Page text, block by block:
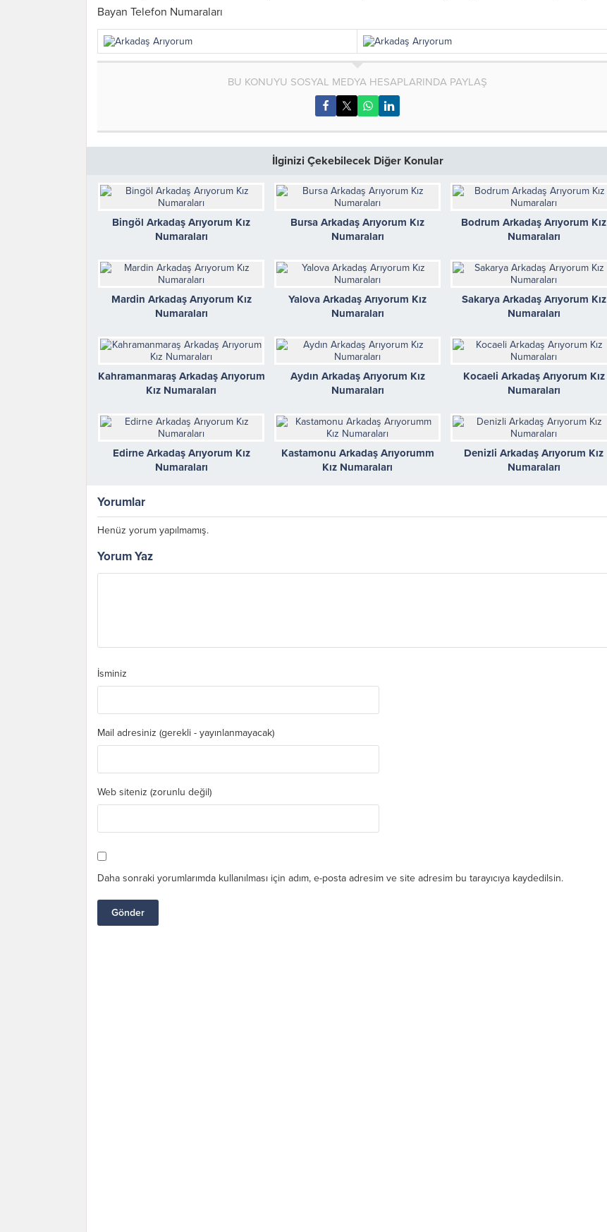
Bayan Telefon Numaraları
BU KONUYU SOSYAL MEDYA HESAPLARINDA PAYLAŞ
İlginizi Çekebilecek Diğer Konular
Bingöl Arkadaş Arıyorum Kız
Numaraları
Bursa Arkadaş Arıyorum Kız
Numaraları
Bodrum Arkadaş Arıyorum Kız
Numaraları
Mardin Arkadaş Arıyorum Kız
Numaraları
Yalova Arkadaş Arıyorum Kız
Numaraları
Sakarya Arkadaş Arıyorum Kız
Numaraları
Kahramanmaraş Arkadaş Arıyorum
Kız Numaraları
Aydın Arkadaş Arıyorum Kız
Numaraları
Kocaeli Arkadaş Arıyorum Kız
Numaraları
Edirne Arkadaş Arıyorum Kız
Numaraları
Kastamonu Arkadaş Arıyorumm
Kız Numaraları
Denizli Arkadaş Arıyorum Kız
Numaraları
Yorumlar
Henüz yorum yapılmamış.
Yorum Yaz
İsminiz
Mail adresiniz (gerekli - yayınlanmayacak)
Web siteniz (zorunlu değil)
Daha sonraki yorumlarımda kullanılması için adım, e-posta adresim ve site adresim bu tarayıcıya kaydedilsin.